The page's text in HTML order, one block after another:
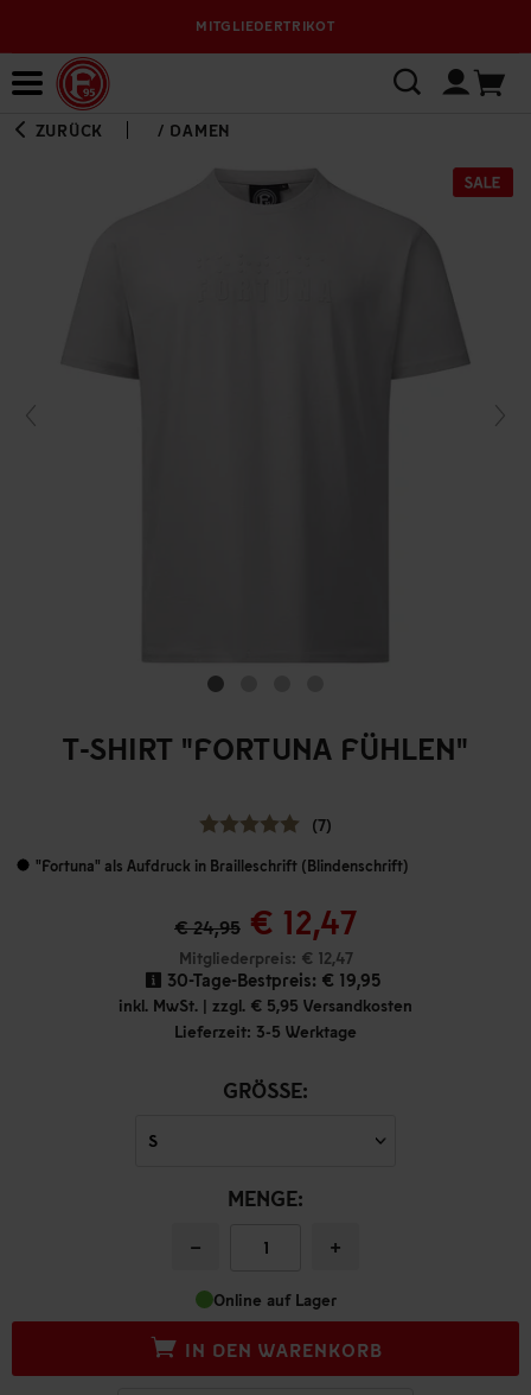
MITGLIEDERTRIKOT
ZURÜCK / DAMEN
T-SHIRT "FORTUNA FÜHLEN"
(7)
"Fortuna" als Aufdruck in Brailleschrift (Blindenschrift)
€ 24,95 € 12,47
Mitgliederpreis: € 12,47
30-Tage-Bestpreis: € 19,95
inkl. MwSt. | zzgl. € 5,95 Versandkosten
Lieferzeit: 3-5 Werktage
GRÖSSE:
MENGE:
− +
Online auf Lager
IN DEN WARENKORB